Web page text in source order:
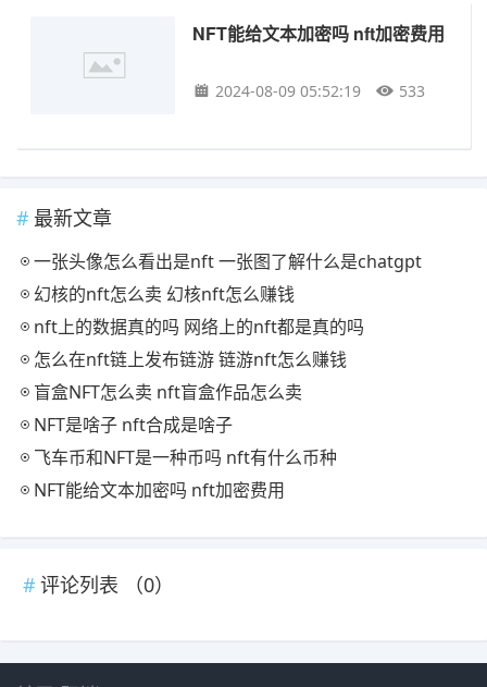
NFT能给文本加密吗 nft加密费用
2024-08-09 05:52:19 533
最新文章
一张头像怎么看出是nft 一张图了解什么是chatgpt
幻核的nft怎么卖 幻核nft怎么赚钱
nft上的数据真的吗 网络上的nft都是真的吗
怎么在nft链上发布链游 链游nft怎么赚钱
盲盒NFT怎么卖 nft盲盒作品怎么卖
NFT是啥子 nft合成是啥子
飞车币和NFT是一种币吗 nft有什么币种
NFT能给文本加密吗 nft加密费用
评论列表 （0）